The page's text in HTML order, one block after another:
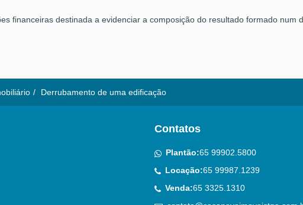
financeiras destinada a evidenciar a composição do resultado formado num
Derrubamento de uma edificação
Contatos
Plantão:65 99902.5800
Locação:65 99987.1239
Venda:65 3325.1310